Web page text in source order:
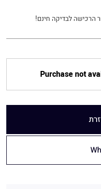
הרכישה לבדיקה חינם!
Purchase not